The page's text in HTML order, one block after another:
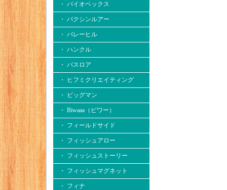
・ バイオベックス
・ バクシンルアー
・ バレーヒル
・ ハンクル
・ バスロア
・ ヒフミクリエイティング
・ ビッグマン
・ Biwaaa（ビワー）
・ フィールドサイド
・ フィッシュアロー
・ フィッシュストーリー
・ フィッシュマグネット
・ フィナ